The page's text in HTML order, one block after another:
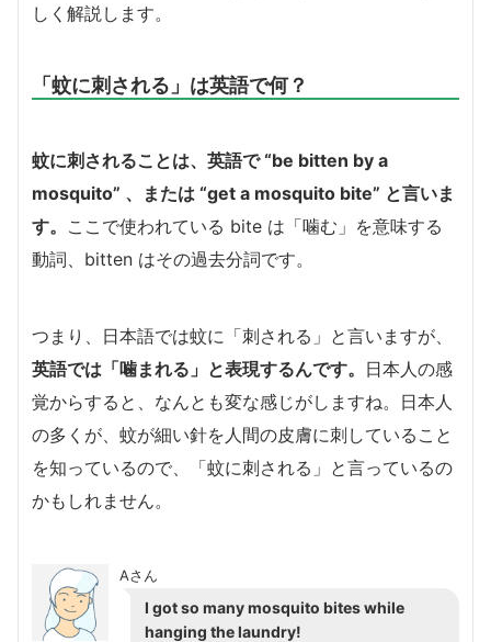
しく解説します。
「蚊に刺される」は英語で何？
蚊に刺されることは、英語で “be bitten by a
mosquito” 、または “get a mosquito bite” と言いま
す。 ここで使われている bite は「噛む」を意味する
動詞、bitten はその過去分詞です。
つまり、日本語では蚊に「刺される」と言いますが、
英語では「噛まれる」と表現するんです。 日本人の感
覚からすると、なんとも変な感じがしますね。日本人
の多くが、蚊が細い針を人間の皮膚に刺していること
を知っているので、「蚊に刺される」と言っているの
かもしれません。
Aさん
I got so many mosquito bites while
hanging the laundry!